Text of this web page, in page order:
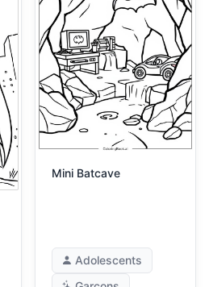
Mini Batcave
Adolescents